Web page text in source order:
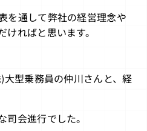
を通して弊社の経営理念や
ればと思います。
型乗務員の仲川さんと、経
会進行でした。